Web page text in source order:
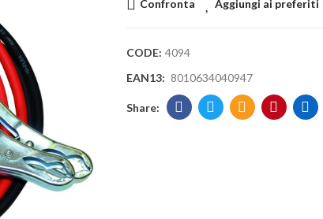
Confronta Aggiungi ai preferiti
CODE: 4094
EAN13: 8010634040947